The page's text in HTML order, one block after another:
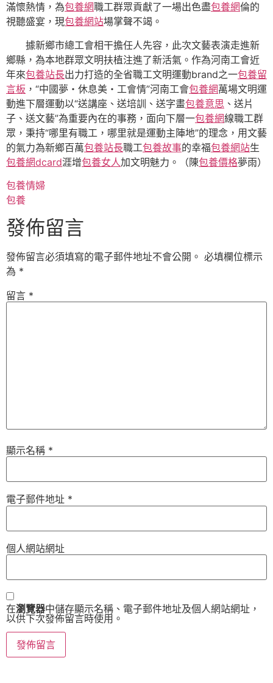
滿懷熱情，為包養網職工群眾貢獻了一場出色盡包養網倫的
視聽盛宴，現包養網站場掌聲不竭。
據新鄉市總工會相干擔任人先容，此次文藝表演走進新
鄉縣，為本地群眾文明扶植注進了新活氣。作為河南工會近
年來包養站長出力打造的全省職工文明運動brand之一包養留
言板 ，“中國夢・休息美・工會情”河南工會包養網萬場文明運
動進下層運動以“送講座、送培訓、送字畫包養意思 、送片
子、送文藝”為重要內在的事務，面向下層一包養網線職工群
眾，秉持“哪里有職工，哪里就是運動主陣地”的理念，用文藝
的氣力為新鄉百萬包養站長職工包養故事的幸福包養網站生
包養網dcard涯增包養女人加文明魅力。（陳包養價格夢雨）
包養情婦
包養
發佈留言
發佈留言必須填寫的電子郵件地址不會公開。 必填欄位標示
為 *
留言 *
顯示名稱 *
電子郵件地址 *
個人網站網址
在瀏覽器中儲存顯示名稱、電子郵件地址及個人網站網址，
以供下次發佈留言時使用。